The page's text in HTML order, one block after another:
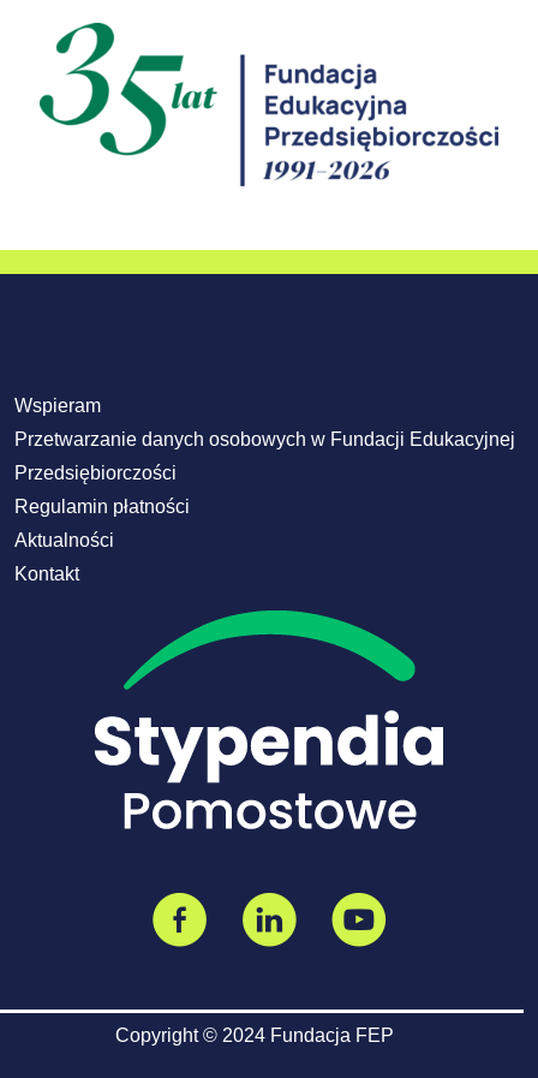
Wspieram
Przetwarzanie danych osobowych w Fundacji Edukacyjnej
Przedsiębiorczości
Regulamin płatności
Aktualności
Kontakt
Copyright © 2024 Fundacja FEP